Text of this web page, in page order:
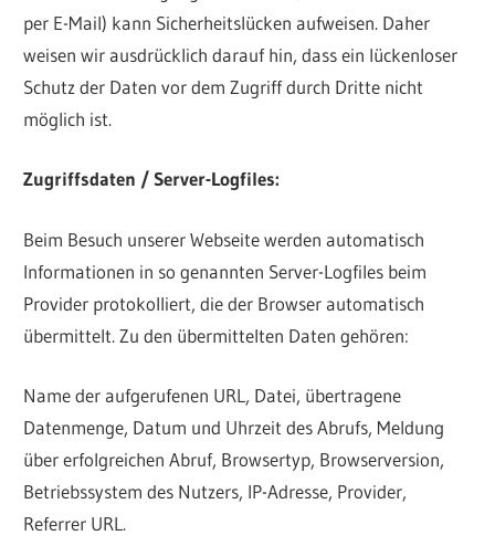
per E-Mail) kann Sicherheitslücken aufweisen. Daher
weisen wir ausdrücklich darauf hin, dass ein lückenloser
Schutz der Daten vor dem Zugriff durch Dritte nicht
möglich ist.
Zugriffsdaten / Server-Logfiles:
Beim Besuch unserer Webseite werden automatisch
Informationen in so genannten Server-Logfiles beim
Provider protokolliert, die der Browser automatisch
übermittelt. Zu den übermittelten Daten gehören:
Name der aufgerufenen URL, Datei, übertragene
Datenmenge, Datum und Uhrzeit des Abrufs, Meldung
über erfolgreichen Abruf, Browsertyp, Browserversion,
Betriebssystem des Nutzers, IP-Adresse, Provider,
Referrer URL.